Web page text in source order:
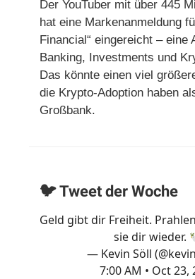
Der YouTuber mit über 445
hat eine Markenanmeldung
Financial“ eingereicht – eine
Banking, Investments und
Das könnte einen viel
die Krypto-Adoption haben
Großbank.
🐦 Tweet der Woche
Geld gibt dir Freiheit.
sie dir wieder.
— Kevin Söll
7:00 AM • Oct 23,